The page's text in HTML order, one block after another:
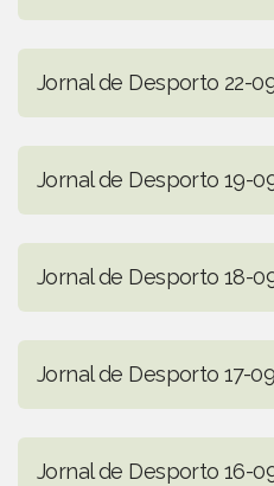
Jornal de Desporto 22-
Jornal de Desporto 19-
Jornal de Desporto 18-
Jornal de Desporto 17-
Jornal de Desporto 16-